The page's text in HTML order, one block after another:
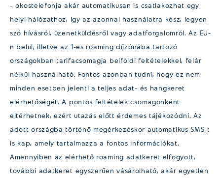
– okostelefonja akár automatikusan is csatlakozhat egy
helyi hálózathoz, így az azonnal használatra kész, legyen
szó hívásról, üzenetküldésről vagy adatforgalomról. Az EU-
n belül, illetve az 1-es roaming díjzónába tartozó
országokban tarifacsomagja belföldi feltételekkel, felár
nélkül használható. Fontos azonban tudni, hogy ez nem
minden esetben jelenti a teljes adat- és hangkeret
elérhetőségét. A pontos feltételek csomagonként
eltérhetnek, ezért utazás előtt érdemes tájékozódni. Az
adott országba történő megérkezéskor automatikus SMS-t
is kap, amely tartalmazza a fontos információkat.
Amennyiben az elérhető roaming adatkeret elfogyott,
további adatkeret egyszerűen vásárolható, akár egyetlen